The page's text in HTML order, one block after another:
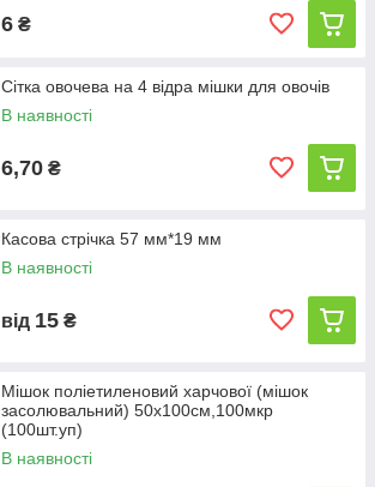
6 ₴
Сітка овочева на 4 відра мішки для овочів
В наявності
6,70 ₴
Касова стрічка 57 мм*19 мм
В наявності
від 15 ₴
Мішок поліетиленовий харчової (мішок
засолювальний) 50х100см,100мкр
(100шт.уп)
В наявності